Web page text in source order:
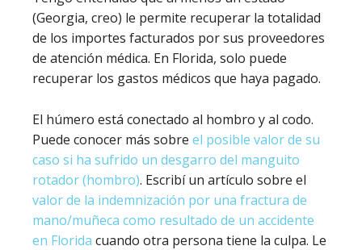
(Georgia, creo) le permite recuperar la totalidad
de los importes facturados por sus proveedores
de atención médica. En Florida, solo puede
recuperar los gastos médicos que haya pagado.
El húmero está conectado al hombro y al codo.
Puede conocer más sobre el posible valor de su
caso si ha sufrido un desgarro del manguito
rotador (hombro). Escribí un artículo sobre el
valor de la indemnización por una fractura de
mano/muñeca como resultado de un accidente
en Florida cuando otra persona tiene la culpa. Le